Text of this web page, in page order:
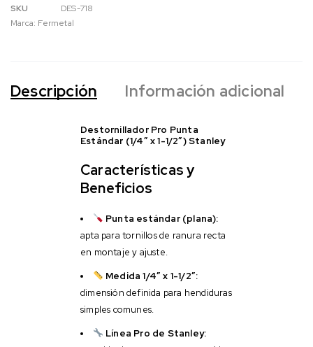
SKU
DES-718
Marca: Fermetal
Descripción Información adicional
Destornillador Pro Punta
Estándar (1/4″ x 1-1/2″) Stanley
Características y
Beneficios
Punta estándar (plana):
apta para tornillos de ranura recta
en montaje y ajuste.
Medida 1/4″ x 1-1/2″:
dimensión definida para hendiduras
simples comunes.
Línea Pro de Stanley: